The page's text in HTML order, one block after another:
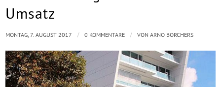
Umsatz
MONTAG, 7. AUGUST 2017 / 0 KOMMENTARE / VONARNO BORCHERS